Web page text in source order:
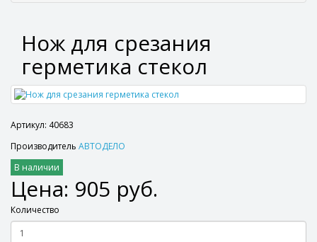
Нож для срезания
герметика стекол
Артикул: 40683
Производитель АВТОДЕЛО
В наличии
Цена: 905 руб.
Количество